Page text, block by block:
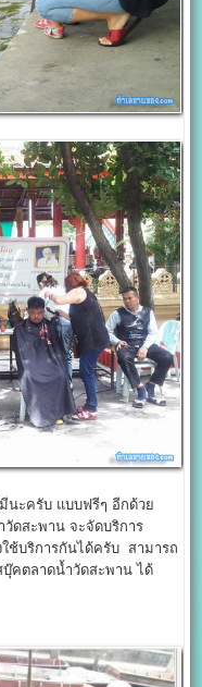
นะครับ แบบฟรีๆ อีกด้วย
ดสะพาน จะจัดบริการ
ช้บริการกันได้ครับ สามารถ
คตลาดน้ำวัดสะพาน ได้